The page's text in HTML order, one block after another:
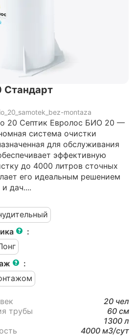
Стандарт
montaza
20 Cептик Евролос БИО 20 —
система очистки
для обслуживания
эффективную
до 4000 литров сточных
его идеальным решением
дач.​...
:
:
20 чел
трубы
60 см
1300 л
4000 м3/cут